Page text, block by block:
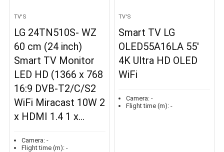
TV'S
LG 24TN510S- WZ
60 cm (24 inch)
Smart TV Monitor
LED HD (1366 x 768
16:9 DVB-T2/C/S2
WiFi Miracast 10W 2
x HDMI 1.4 1 x…
Camera: -
Flight time (m): -
TV'S
Smart TV LG
OLED55A16LA 55′
4K Ultra HD OLED
WiFi
Camera: -
Flight time (m): -